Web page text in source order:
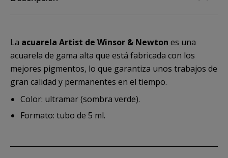
La acuarela Artist de Winsor & Newton es una
acuarela de gama alta que está fabricada con los
mejores pigmentos, lo que garantiza unos trabajos de
gran calidad y permanentes en el tiempo.
Color: ultramar (sombra verde).
Formato: tubo de 5 ml.